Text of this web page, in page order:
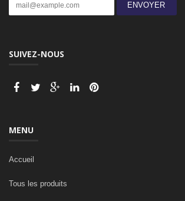
ENVOYER
SUIVEZ-NOUS
MENU
Accueil
Tous les produits